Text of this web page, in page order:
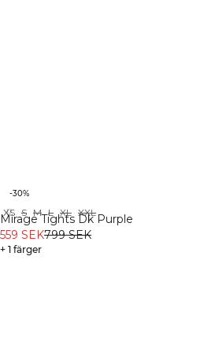
Recycled
-30%
XS S M L XL XXL
Mirage Tights Dk Purple
559 SEK799 SEK
+ 1 färger